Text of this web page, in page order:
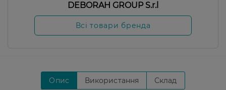
DEBORAH GROUP S.r.l
Всі товари бренда
Опис Використання Склад